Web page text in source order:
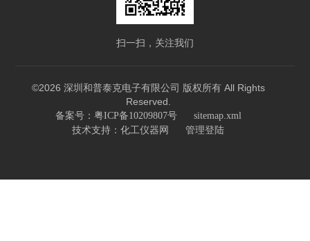
扫一扫，关注我们
©2026 深圳和普泰克电子有限公司 版权所有 All Rights
Reserved.
备案号：粤ICP备10209807号 sitemap.xml
技术支持： 化工仪器网 管理登陆